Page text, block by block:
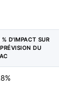
D'IMPACT SUR
DU